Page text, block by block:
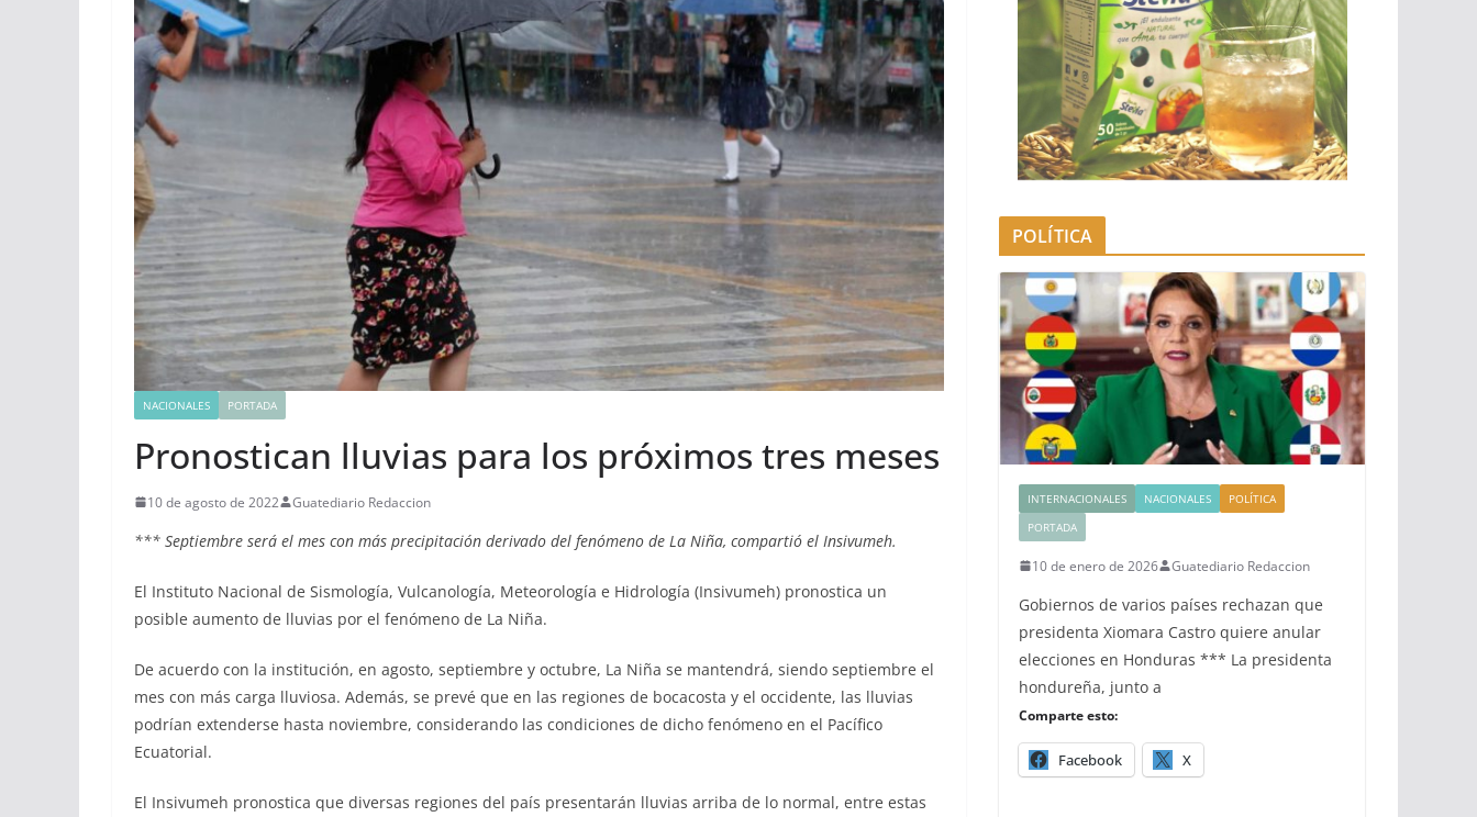
NACIONALES PORTADA
Pronostican lluvias para los próximos tres meses
10 de agosto de 2022 Guatediario Redaccion
*** Septiembre será el mes con más precipitación derivado del fenómeno de La Niña, compartió el Insivumeh.
El Instituto Nacional de Sismología, Vulcanología, Meteorología e Hidrología (Insivumeh) pronostica un
posible aumento de lluvias por el fenómeno de La Niña.
De acuerdo con la institución, en agosto, septiembre y octubre, La Niña se mantendrá, siendo septiembre el
mes con más carga lluviosa. Además, se prevé que en las regiones de bocacosta y el occidente, las lluvias
podrían extenderse hasta noviembre, considerando las condiciones de dicho fenómeno en el Pacífico
Ecuatorial.
El Insivumeh pronostica que diversas regiones del país presentarán lluvias arriba de lo normal, entre estas
POLÍTICA
INTERNACIONALES NACIONALES
POLÍTICA
PORTADA
10 de enero de 2026 Guatediario Redaccion
Gobiernos de varios países rechazan que
presidenta Xiomara Castro quiere anular
elecciones en Honduras *** La presidenta
hondureña, junto a
Comparte esto:
Facebook X